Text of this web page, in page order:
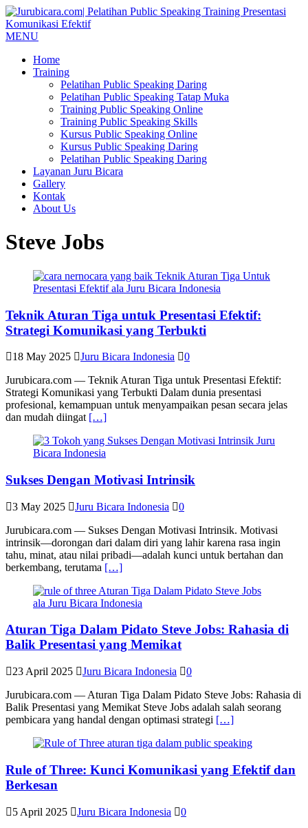
MENU
Home
Training
Pelatihan Public Speaking Daring
Pelatihan Public Speaking Tatap Muka
Training Public Speaking Online
Training Public Speaking Skills
Kursus Public Speaking Online
Kursus Public Speaking Daring
Pelatihan Public Speaking Daring
Layanan Juru Bicara
Gallery
Kontak
About Us
Steve Jobs
Teknik Aturan Tiga untuk Presentasi Efektif:
Strategi Komunikasi yang Terbukti
18 May 2025 Juru Bicara Indonesia
0
Jurubicara.com — Teknik Aturan Tiga untuk Presentasi Efektif:
Strategi Komunikasi yang Terbukti Dalam dunia presentasi
profesional, kemampuan untuk menyampaikan pesan secara jelas
dan mudah diingat […]
Sukses Dengan Motivasi Intrinsik
3 May 2025 Juru Bicara Indonesia
0
Jurubicara.com — Sukses Dengan Motivasi Intrinsik. Motivasi
intrinsik—dorongan dari dalam diri yang lahir karena rasa ingin
tahu, minat, atau nilai pribadi—adalah kunci untuk bertahan dan
berkembang, terutama […]
Aturan Tiga Dalam Pidato Steve Jobs: Rahasia di
Balik Presentasi yang Memikat
23 April 2025 Juru Bicara Indonesia
0
Jurubicara.com — Aturan Tiga Dalam Pidato Steve Jobs: Rahasia di
Balik Presentasi yang Memikat Steve Jobs adalah salah seorang
pembicara yang handal dengan optimasi strategi […]
Rule of Three: Kunci Komunikasi yang Efektif dan
Berkesan
5 April 2025 Juru Bicara Indonesia
0